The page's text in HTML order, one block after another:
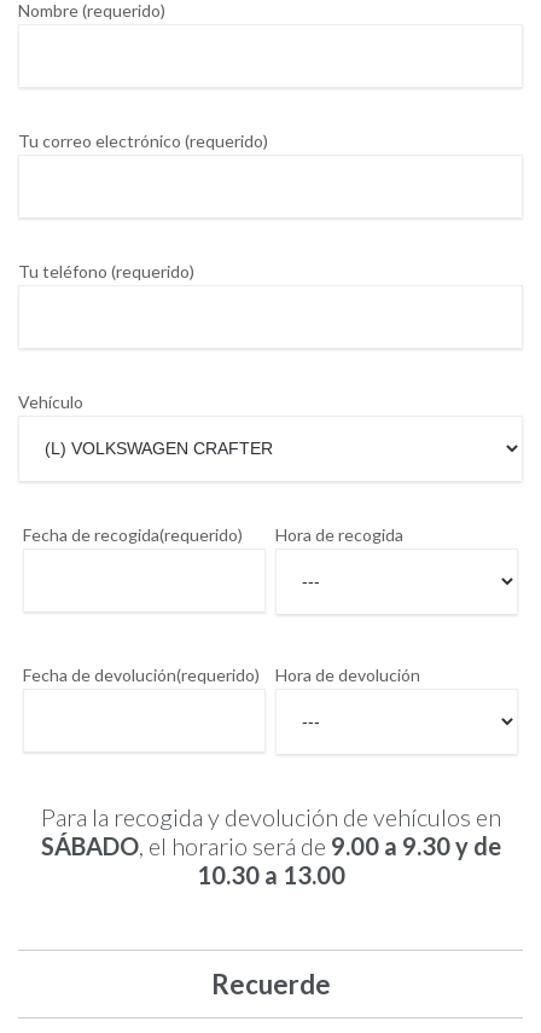
Nombre (requerido)
Tu correo electrónico (requerido)
Tu teléfono (requerido)
Vehículo
Fecha de recogida(requerido) Hora de recogida
Fecha de devolución(requerido) Hora de devolución
Para la recogida y devolución de vehículos en
SÁBADO, el horario será de 9.00 a 9.30 y de
10.30 a 13.00
Recuerde